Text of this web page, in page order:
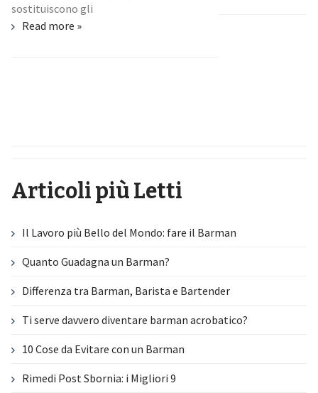
sostituiscono gli
Read more »
Articoli più Letti
Il Lavoro più Bello del Mondo: fare il Barman
Quanto Guadagna un Barman?
Differenza tra Barman, Barista e Bartender
Ti serve davvero diventare barman acrobatico?
10 Cose da Evitare con un Barman
Rimedi Post Sbornia: i Migliori 9